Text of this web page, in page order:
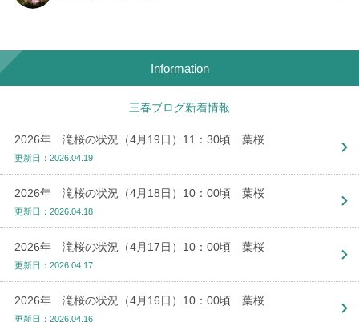
Information
三春ブログ新着情報
2026年 滝桜の状況（4月19日）11：30頃 葉桜
更新日：2026.04.19
2026年 滝桜の状況（4月18日）10：00頃 葉桜
更新日：2026.04.18
2026年 滝桜の状況（4月17日）10：00頃 葉桜
更新日：2026.04.17
2026年 滝桜の状況（4月16日）10：00頃 葉桜
更新日：2026.04.16